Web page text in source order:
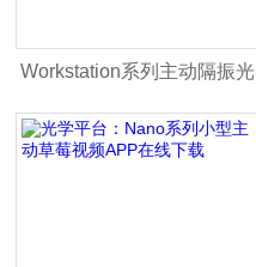
Workstation系列主动隔振光
学平台